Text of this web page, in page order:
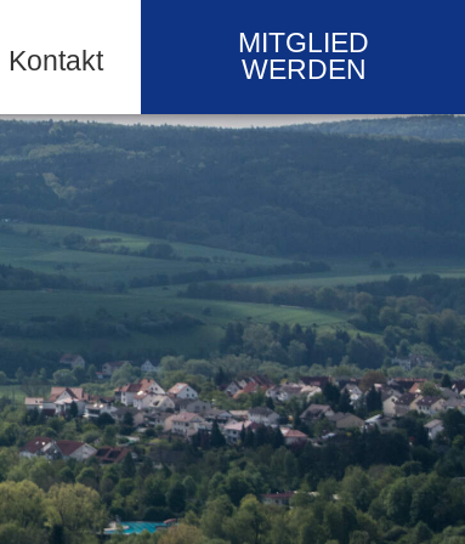
Kontakt
MITGLIED
WERDEN